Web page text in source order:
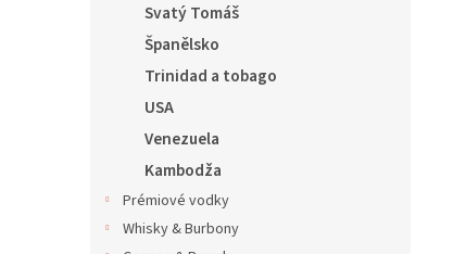
Svatý Tomáš
Španělsko
Trinidad a tobago
USA
Venezuela
Kambodža
Prémiové vodky
Whisky & Burbony